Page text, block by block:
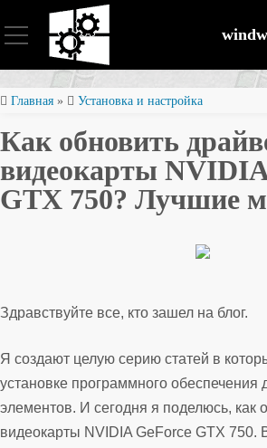
Установка и настройка
Оптимизация ОС
Восстановление файлов
Главная » Установка и настройка
Как обновить
видеокарты
GTX 750? Лучшие
Здравствуйте все, кто зашел на блог.
Я создают целую серию статей в
установке программного обеспечения
элементов. И сегодня я поделюсь, как
видеокарты NVIDIA GeForce GTX 750.